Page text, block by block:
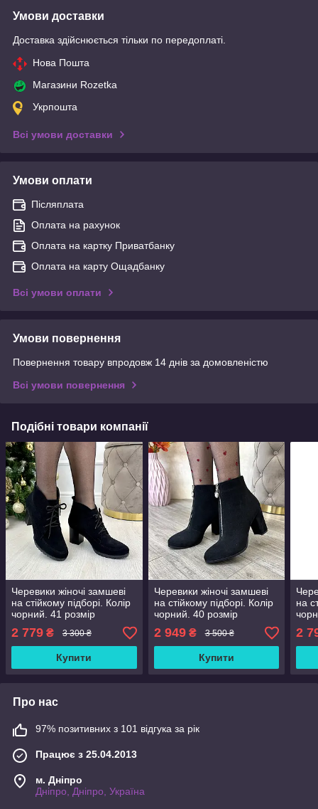
Умови доставки
Доставка здійснюється тільки по передоплаті.
Нова Пошта
Магазини Rozetka
Укрпошта
Всі умови доставки
Умови оплати
Післяплата
Оплата на рахунок
Оплата на картку Приватбанку
Оплата на карту Ощадбанку
Всі умови оплати
Умови повернення
Повернення товару впродовж 14 днів за домовленістю
Всі умови повернення
Подібні товари компанії
Черевики жіночі замшеві
на стійкому підборі. Колір
чорний. 41 розмір
2 779 ₴ 3 300 ₴
Купити
Черевики жіночі замшеві
на стійкому підборі. Колір
чорний. 40 розмір
2 949₴ 3 500 ₴
Купити
на
2
Про нас
97% позитивних з 101 відгука за рік
Працює з 25.04.2013
м. Дніпро
Дніпро, Дніпро, Україна